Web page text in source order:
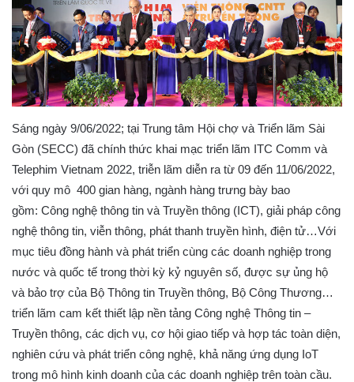
Sáng ngày 9/06/2022; tại Trung tâm Hội chợ và Triển lãm Sài
Gòn (SECC) đã chính thức khai mạc triển lãm ITC Comm và
Telephim Vietnam 2022, triễn lãm diễn ra từ 09 đến 11/06/2022,
với quy mô 400 gian hàng, ngành hàng trưng bày bao
gồm: Công nghệ thông tin và Truyền thông (ICT), giải pháp công
nghệ thông tin, viễn thông, phát thanh truyền hình, điện tử…Với
mục tiêu đồng hành và phát triển cùng các doanh nghiệp trong
nước và quốc tế trong thời kỳ kỷ nguyên số, được sự ủng hộ
và bảo trợ của Bộ Thông tin Truyền thông, Bộ Công Thương…
triển lãm cam kết thiết lập nền tảng Công nghệ Thông tin –
Truyền thông, các dịch vụ, cơ hội giao tiếp và hợp tác toàn diện,
nghiên cứu và phát triển công nghệ, khả năng ứng dụng IoT
trong mô hình kinh doanh của các doanh nghiệp trên toàn cầu.